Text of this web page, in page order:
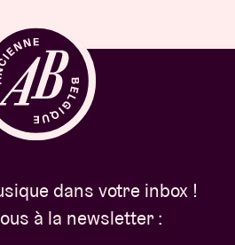
dans votre inbox !
à la newsletter :